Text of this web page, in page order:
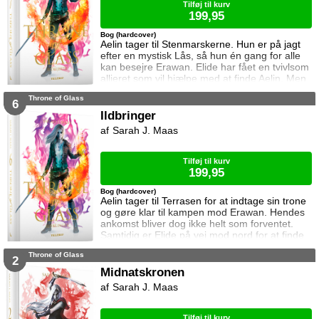
Aelin tager til Stenmarskerne. Hun er på jagt
efter en mystisk Lås, så hun én gang for alle
kan besejre Erawan. Elide har fået en tvivlsom
allieret som vil hjælpe med at finde Aelin. Men
for hvilken pris? Manon vågner i lænker og
Dorian ikke glemme heksen der hjalp ham i
Bog (hardcover)
Tilføj til kurv
199,95
6 Throne of Glass
Ildbringer
Aelin tager til Terrasen for at indtage sin trone
og gøre klar til kampen mod Erawan. Hendes
ankomst bliver dog ikke helt som forventet.
Samtidig er Elide på vej mod nord for at finde
Aelin og Celaena Sardothien. Oakwaldskoven
når nogen følger efter én. Dorian forsøger at
problemer at kæmpe mod, og Manon byder
Bog (hardcover)
Sarah J. Maas
Tilføj til kurv
199,95
2 Throne of Glass
Midnatskronen
Sarah J. Maas